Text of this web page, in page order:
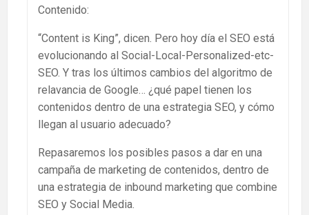
Contenido:
“Content is King”, dicen. Pero hoy día el SEO está
evolucionando al Social-Local-Personalized-etc-
SEO. Y tras los últimos cambios del algoritmo de
relavancia de Google… ¿qué papel tienen los
contenidos dentro de una estrategia SEO, y cómo
llegan al usuario adecuado?
Repasaremos los posibles pasos a dar en una
campaña de marketing de contenidos, dentro de
una estrategia de inbound marketing que combine
SEO y Social Media.